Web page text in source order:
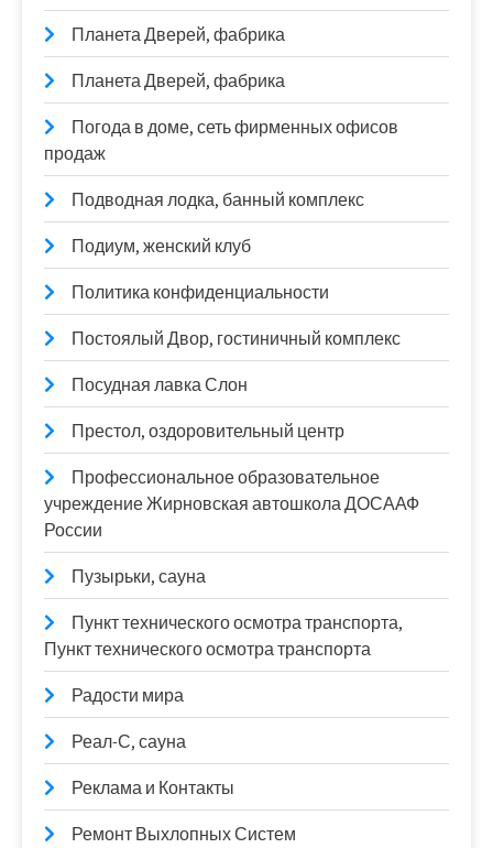
Планета Дверей, фабрика
Планета Дверей, фабрика
Погода в доме, сеть фирменных офисов
продаж
Подводная лодка, банный комплекс
Подиум, женский клуб
Политика конфиденциальности
Постоялый Двор, гостиничный комплекс
Посудная лавка Слон
Престол, оздоровительный центр
Профессиональное образовательное
учреждение Жирновская автошкола ДОСААФ
России
Пузырьки, сауна
Пункт технического осмотра транспорта,
Пункт технического осмотра транспорта
Радости мира
Реал-С, сауна
Реклама и Контакты
Ремонт Выхлопных Систем